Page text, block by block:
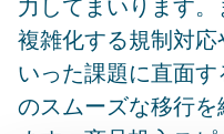
複雑化する規制対
いった課題に直面
のスムーズな移行